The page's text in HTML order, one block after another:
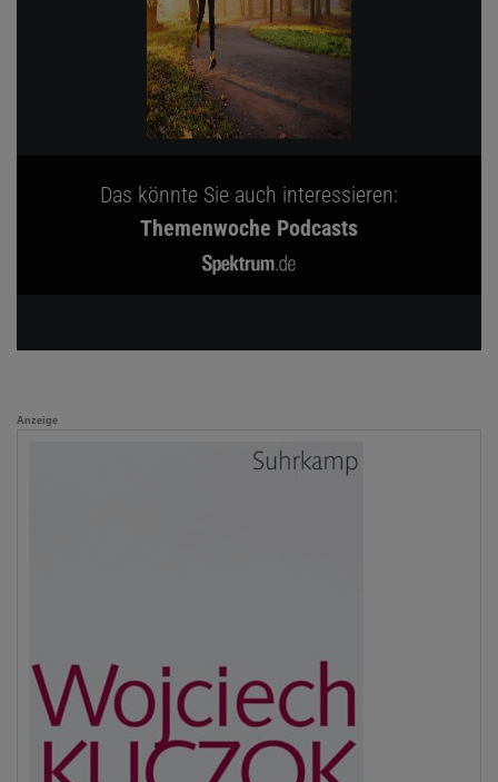
Das könnte Sie auch interessieren:
Themenwoche Podcasts
Anzeige